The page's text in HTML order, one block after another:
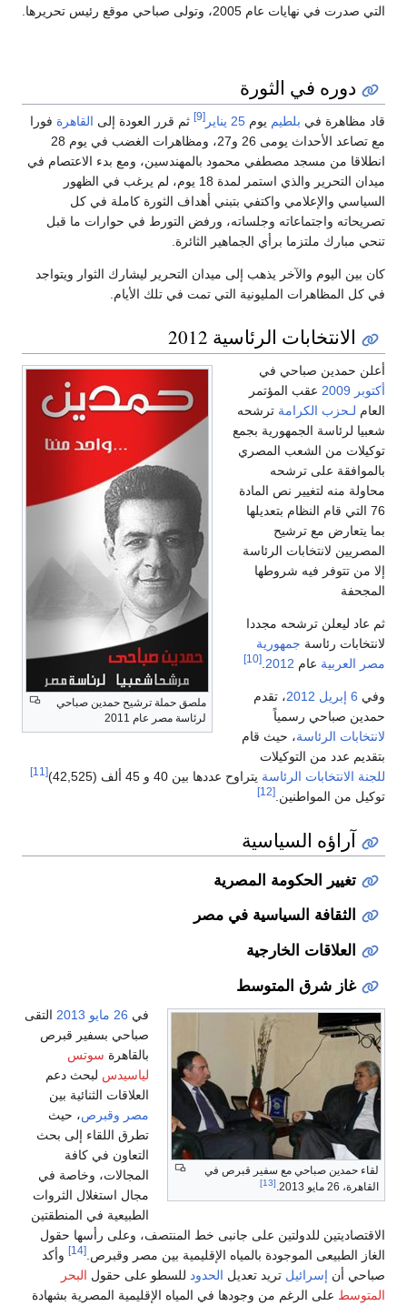
التي صدرت في نهايات عام 2005، وتولى صباحي موقع رئيس تحريرها.
دوره في الثورة
قاد مظاهرة في بلطيم يوم 25 يناير [9] ثم قرر العودة إلى القاهرة فورا
مع تصاعد الأحداث يومى 26 و27، ومظاهرات الغضب في يوم 28
انطلاقا من مسجد مصطفي محمود بالمهندسين، ومع بدء الاعتصام في
ميدان التحرير والذي استمر لمدة 18 يوم، لم يرغب في الظهور
السياسي والإعلامي واكتفي بتبني أهداف الثورة كاملة في كل
تصريحاته واجتماعاته وجلساته، ورفض التورط في حوارات ما قبل
تنحي مبارك ملتزما برأي الجماهير الثائرة.
كان بين اليوم والآخر يذهب إلى ميدان التحرير ليشارك الثوار ويتواجد
في كل المظاهرات المليونية التي تمت في تلك الأيام.
الانتخابات الرئاسية 2012
ملصق حملة ترشيح حمدين صباحي
لرئاسة مصر عام 2011
أعلن حمدين صباحي في
أكتوبر 2009 عقب المؤتمر
العام لـحزب الكرامة ترشحه
شعبيا لرئاسة الجمهورية بجمع
توكيلات من الشعب المصري
بالموافقة على ترشحه
محاولة منه لتغيير نص المادة
76 التي قام النظام بتعديلها
بما يتعارض مع ترشيح
المصريين لانتخابات الرئاسة
إلا من تتوفر فيه شروطها
المجحفة
ثم عاد ليعلن ترشحه مجددا
لانتخابات رئاسة جمهورية
مصر العربية عام 2012
[10]
وفي 6 إبريل 2012، تقدم
حمدين صباحي رسمياً
لانتخابات الرئاسة، حيث قام
بتقديم عدد من التوكيلات
للجنة الانتخابات الرئاسة يتراوح عددها بين 40 و 45 ألف (42,525) [11]
توكيل من المواطنين. [12]
آراؤه السياسية
تغيير الحكومة المصرية
الثقافة السياسية في مصر
العلاقات الخارجية
غاز شرق المتوسط
لقاء حمدين صباحي مع سفير قبرص في
القاهرة، 26 مايو 2013.
[13]
في 26 مايو 2013 التقى
صباحي بسفير قبرص
بالقاهرة سوتس
لياسيدس لبحث دعم
العلاقات الثنائية بين
مصر وقبرص، حيث
تطرق اللقاء إلى بحث
التعاون في كافة
المجالات، وخاصة في
مجال استغلال الثروات
الطبيعية في المنطقتين
الاقتصاديتين للدولتين على جانبى خط المنتصف، وعلى رأسها حقول
الغاز الطبيعى الموجودة بالمياه الإقليمية بين مصر وقبرص. [14]
وأكد
صباحي أن إسرائيل تريد تعديل الحدود للسطو على حقول البحر
المتوسط على الرغم من وجودها في المياه الإقليمية المصرية بشهادة